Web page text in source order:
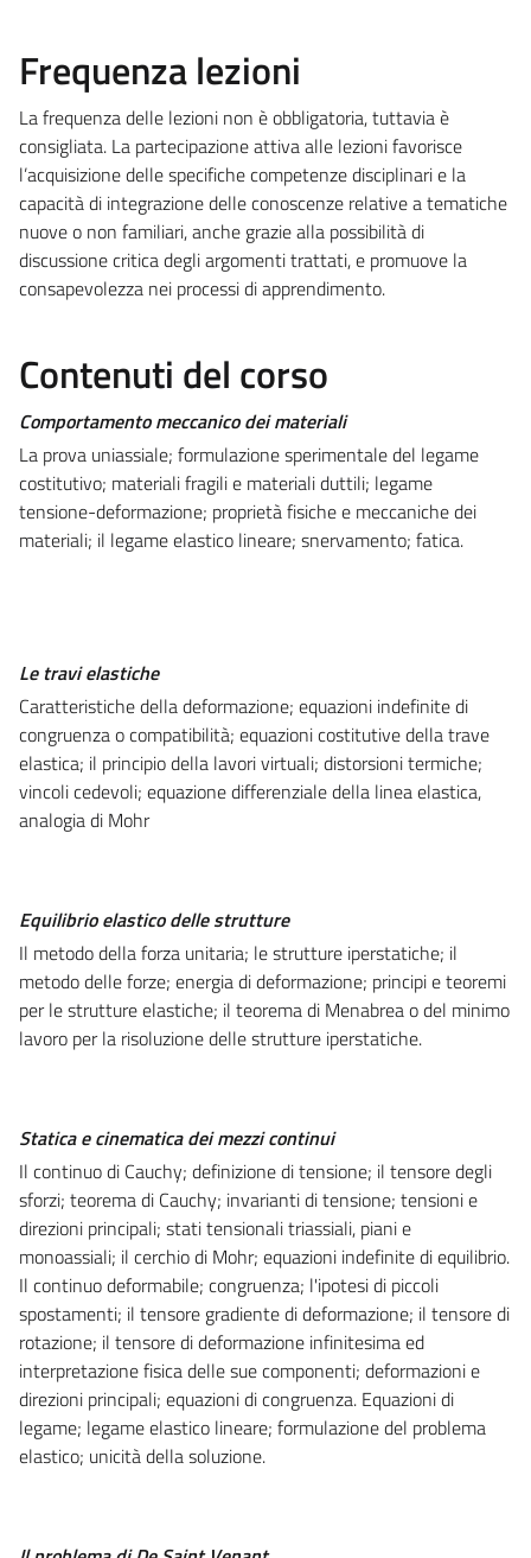
Frequenza lezioni
La frequenza delle lezioni non è obbligatoria, tuttavia è
consigliata. La partecipazione attiva alle lezioni favorisce
l’acquisizione delle specifiche competenze disciplinari e la
capacità di integrazione delle conoscenze relative a tematiche
nuove o non familiari, anche grazie alla possibilità di
discussione critica degli argomenti trattati, e promuove la
consapevolezza nei processi di apprendimento.
Contenuti del corso
Comportamento meccanico dei materiali
La prova uniassiale; formulazione sperimentale del legame
costitutivo; materiali fragili e materiali duttili; legame
tensione-deformazione; proprietà fisiche e meccaniche dei
materiali; il legame elastico lineare; snervamento; fatica.
Le travi elastiche
Caratteristiche della deformazione; equazioni indefinite di
congruenza o compatibilità; equazioni costitutive della trave
elastica; il principio della lavori virtuali; distorsioni termiche;
vincoli cedevoli; equazione differenziale della linea elastica,
analogia di Mohr
Equilibrio elastico delle strutture
Il metodo della forza unitaria; le strutture iperstatiche; il
metodo delle forze; energia di deformazione; principi e teoremi
per le strutture elastiche; il teorema di Menabrea o del minimo
lavoro per la risoluzione delle strutture iperstatiche.
Statica e cinematica dei mezzi continui
Il continuo di Cauchy; definizione di tensione; il tensore degli
sforzi; teorema di Cauchy; invarianti di tensione; tensioni e
direzioni principali; stati tensionali triassiali, piani e
monoassiali; il cerchio di Mohr; equazioni indefinite di equilibrio.
Il continuo deformabile; congruenza; l'ipotesi di piccoli
spostamenti; il tensore gradiente di deformazione; il tensore di
rotazione; il tensore di deformazione infinitesima ed
interpretazione fisica delle sue componenti; deformazioni e
direzioni principali; equazioni di congruenza. Equazioni di
legame; legame elastico lineare; formulazione del problema
elastico; unicità della soluzione.